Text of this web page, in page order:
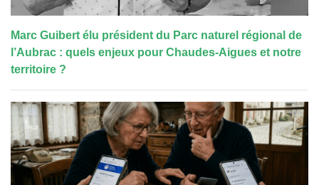
Marc Guibert élu président du Parc naturel régional de
l’Aubrac : quels enjeux pour Chaudes-Aigues et notre
territoire ?